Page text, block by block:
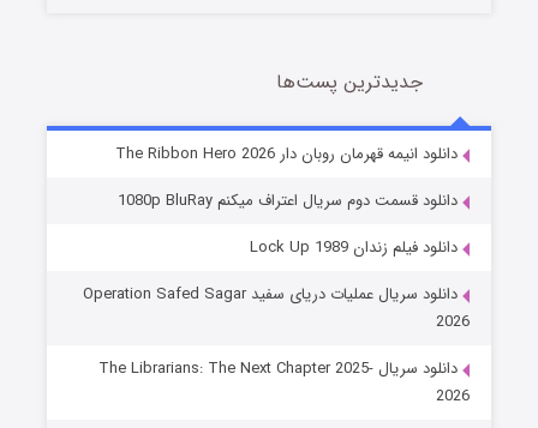
شوهر
جدیدترین پست‌ها
دانلود انیمه قهرمان روبان دار The Ribbon Hero 2026
دانلود قسمت دوم سریال اعتراف میکنم 1080p BluRay
دانلود فیلم زندان Lock Up 1989
دانلود سریال عملیات دریای سفید Operation Safed Sagar
2026
دانلود سریال The Librarians: The Next Chapter 2025-
2026